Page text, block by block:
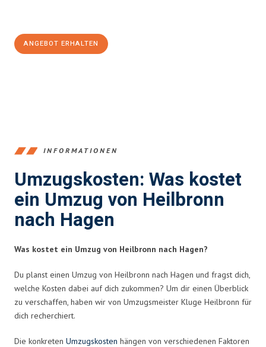
ANGEBOT ERHALTEN
INFORMATIONEN
Umzugskosten: Was kostet
ein Umzug von Heilbronn
nach Hagen
Was kostet ein Umzug von Heilbronn nach Hagen?
Du planst einen Umzug von Heilbronn nach Hagen und fragst dich,
welche Kosten dabei auf dich zukommen? Um dir einen Überblick
zu verschaffen, haben wir von Umzugsmeister Kluge Heilbronn für
dich recherchiert.
Die konkreten Umzugskosten hängen von verschiedenen Faktoren